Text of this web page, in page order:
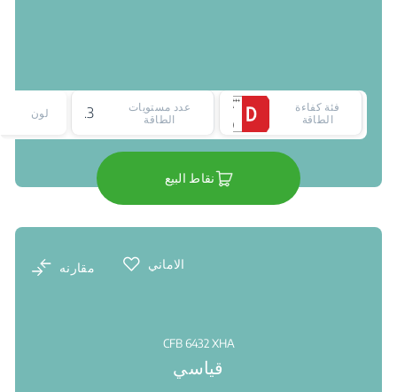
فئة كفاءة
الطاقة
عدد مستويات
الطاقة
3 لون
نقاط البيع
الاماني مقارنه
CFB 6432 XHA
قياسي